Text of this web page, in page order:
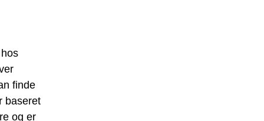
finde
baseret
og er